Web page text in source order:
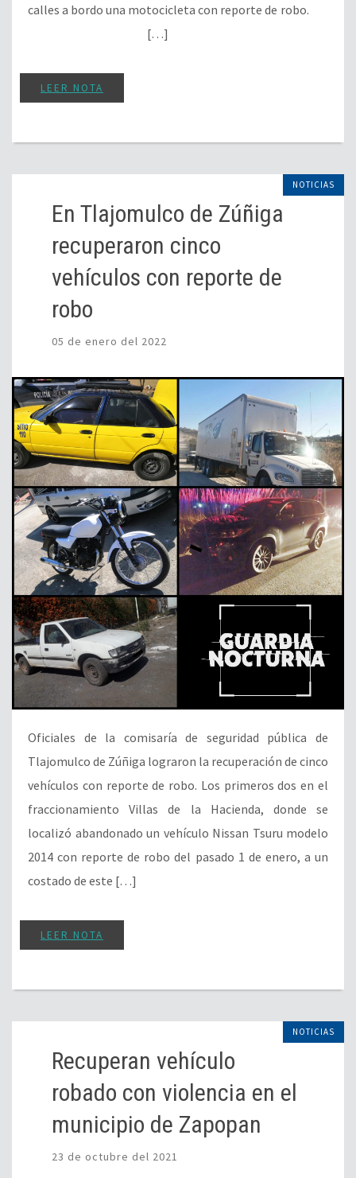
calles a bordo una motocicleta con reporte de robo.
[…]
LEER NOTA
NOTICIAS
En Tlajomulco de Zúñiga
recuperaron cinco
vehículos con reporte de
robo
05 de enero del 2022
Oficiales de la comisaría de seguridad pública de
Tlajomulco de Zúñiga lograron la recuperación de cinco
vehículos con reporte de robo. Los primeros dos en el
fraccionamiento Villas de la Hacienda, donde se
localizó abandonado un vehículo Nissan Tsuru modelo
2014 con reporte de robo del pasado 1 de enero, a un
costado de este […]
LEER NOTA
NOTICIAS
Recuperan vehículo
robado con violencia en el
municipio de Zapopan
23 de octubre del 2021